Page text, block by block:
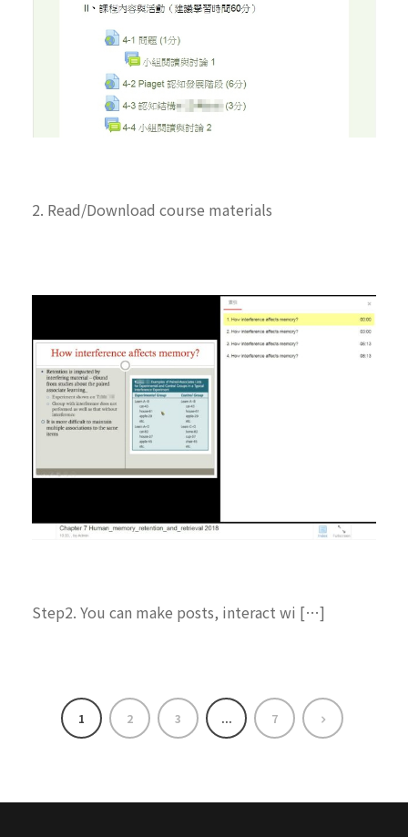
2. Read/Download course materials
Step2. You can make posts, interact wi […]
1 2 3 ... 7